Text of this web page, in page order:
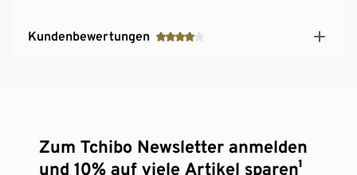
Kundenbewertungen
Zum Tchibo Newsletter anmelden
und 10% auf viele Artikel sparen¹